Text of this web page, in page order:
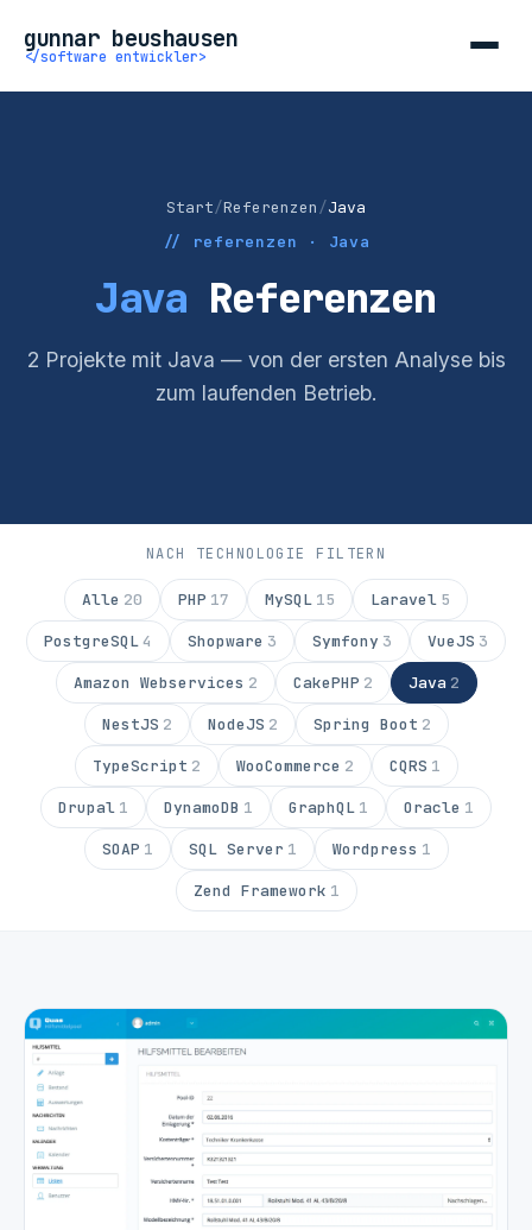
gunnar beushausen
</software entwickler>
Start/Referenzen/Java
// referenzen · Java
JavaReferenzen
2 Projekte mit Java — von der ersten Analyse bis
zum laufenden Betrieb.
NACH TECHNOLOGIE FILTERN
Alle 20 PHP 17 MySQL 15 Laravel 5
PostgreSQL4 Shopware 3 Symfony 3 VueJS 3
Amazon Webservices 2 CakePHP 2 Java 2
NestJS 2 NodeJS 2 Spring Boot 2
TypeScript 2 WooCommerce 2 CQRS 1
Drupal 1 DynamoDB 1 GraphQL 1 Oracle 1
SOAP 1 SQL Server 1 Wordpress 1
Zend Framework 1